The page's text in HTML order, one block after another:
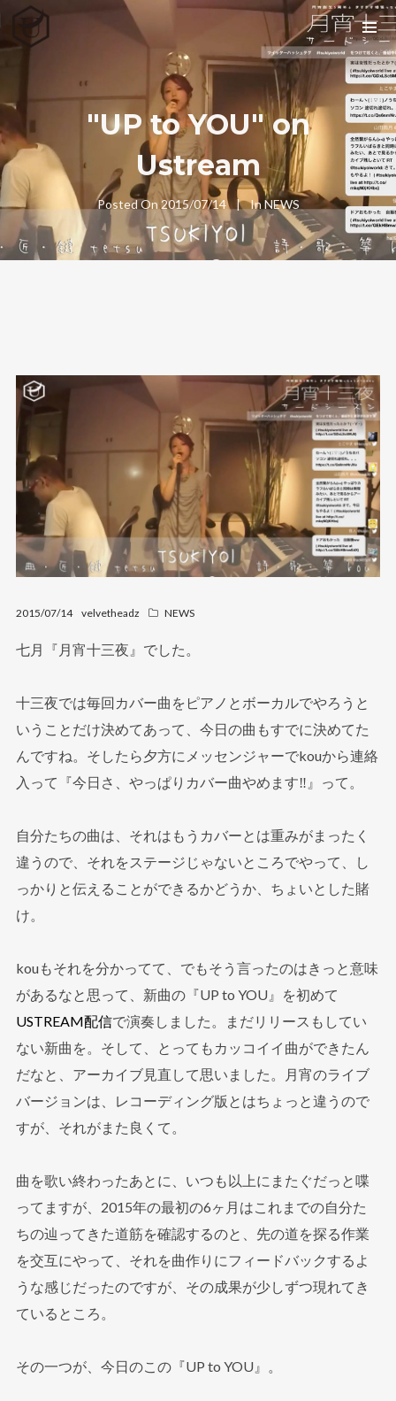
"UP to YOU" on
Ustream
Posted On 2015/07/14 In NEWS
2015/07/14 velvetheadz NEWS
七月『月宵十三夜』でした。
十三夜では毎回カバー曲をピアノとボーカルでやろうと
いうことだけ決めてあって、今日の曲もすでに決めてた
んですね。そしたら夕方にメッセンジャーでkouから連絡
入って『今日さ、やっぱりカバー曲やめます‼︎』って。
自分たちの曲は、それはもうカバーとは重みがまったく
違うので、それをステージじゃないところでやって、し
っかりと伝えることができるかどうか、ちょいとした賭
け。
kouもそれを分かってて、でもそう言ったのはきっと意味
があるなと思って、新曲の『UP to YOU』を初めて
USTREAM配信で演奏しました。まだリリースもしてい
ない新曲を。そして、とってもカッコイイ曲ができたん
だなと、アーカイブ見直して思いました。月宵のライブ
バージョンは、レコーディング版とはちょっと違うので
すが、それがまた良くて。
曲を歌い終わったあとに、いつも以上にまたぐだっと喋
ってますが、2015年の最初の6ヶ月はこれまでの自分た
ちの辿ってきた道筋を確認するのと、先の道を探る作業
を交互にやって、それを曲作りにフィードバックするよ
うな感じだったのですが、その成果が少しずつ現れてき
ているところ。
その一つが、今日のこの『UP to YOU』。